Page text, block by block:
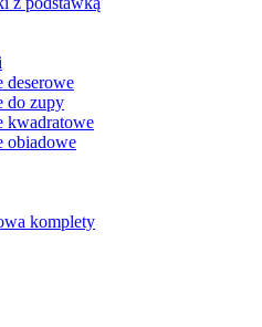
deserowe
do zupy
kwadratowe
obiadowe
komplety